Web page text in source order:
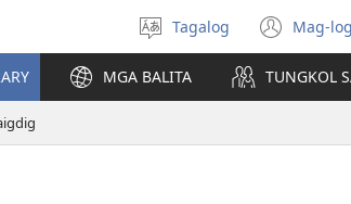
Pumili
ng
wika
Tagalog Mag-(may
na
MGA BALITA TUNGKOL